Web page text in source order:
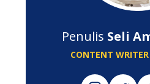
Penulis Seli
CONTENT